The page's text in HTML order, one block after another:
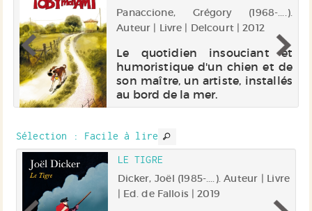
Panaccione, Grégory (1968-....).
Auteur | Livre | Delcourt | 2012
Le quotidien insouciant et
humoristique d'un chien et de
son maître, un artiste, installés
au bord de la mer.
Sélection : Facile à lire
LE TIGRE
Dicker, Joël (1985-....). Auteur | Livre
| Ed. de Fallois | 2019